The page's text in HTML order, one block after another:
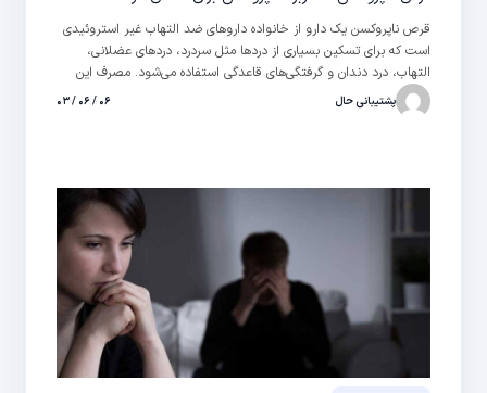
قرص ناپروکسن یک دارو از خانواده داروهای ضد التهاب غیر استروئیدی
است که برای تسکین بسیاری از دردها مثل سردرد، دردهای عضلانی،
التهاب، درد دندان و گرفتگی‌های قاعدگی استفاده می‌شود. مصرف این
دارو هم‌چنین باعث کاهش درد، تورم و سفتی مفصل ناشی از آرتروز،
بورسیت و حملات نقرس خواهد شد. داروهای ضد التهاب غیر
پشتیبانی حال ۰۶ / ۰۶ / ۰۳